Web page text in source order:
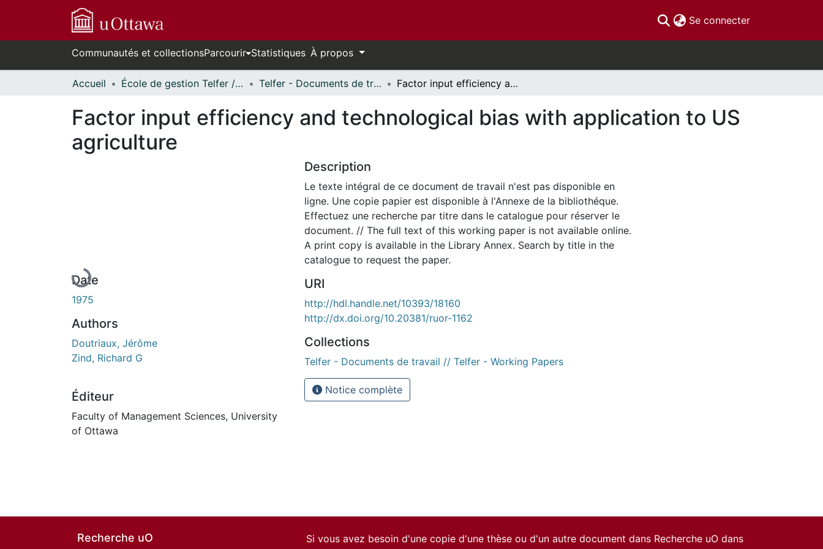
Se connecter(current)
Communautés et collectionsParcourir Statistiques À propos
Accueil École de gestion Telfer // Telfer School of Management Telfer - Documents de travail // Telfer - Working Papers Factor input efficiency and technological bias with application to US agriculture
Factor input efficiency and technological bias with application to US
agriculture
En cours de chargement...
Date
1975
Authors
Doutriaux, Jérôme
Zind, Richard G
Éditeur
Faculty of Management Sciences, University
of Ottawa
Description
Le texte intégral de ce document de travail n'est pas disponible en
ligne. Une copie papier est disponible à l'Annexe de la bibliothéque.
Effectuez une recherche par titre dans le catalogue pour réserver le
document. // The full text of this working paper is not available online.
A print copy is available in the Library Annex. Search by title in the
catalogue to request the paper.
URI
http://hdl.handle.net/10393/18160
http://dx.doi.org/10.20381/ruor-1162
Collections
Telfer - Documents de travail // Telfer - Working Papers
Notice complète
Recherche uO
Si vous avez besoin d'une copie d'une thèse ou d'un autre document dans Recherche uO dans